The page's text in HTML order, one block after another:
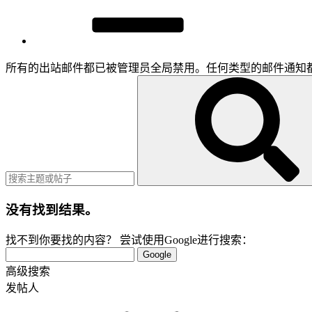
所有的出站邮件都已被管理员全局禁用。任何类型的邮件通知
没有找到结果。
找不到你要找的内容？ 尝试使用Google进行搜索：
Google
高级搜索
发帖人